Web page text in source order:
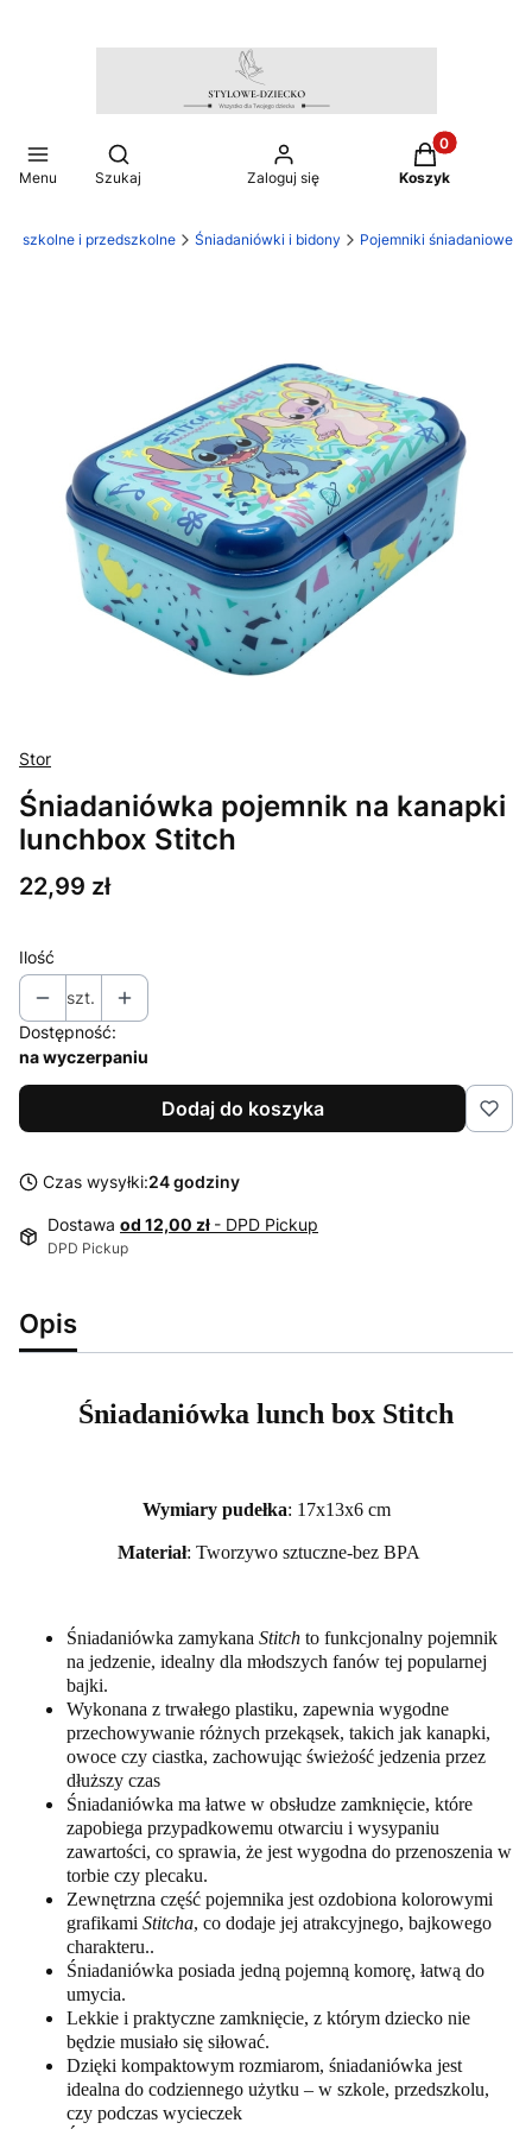
Menu
Otwórz wyszukiwarkę
Szukaj Zaloguj się
Produkty w
Koszyk
szkolne i przedszkolne Śniadaniówki i bidony Pojemniki śniadaniowe
Stor
Śniadaniówka pojemnik na kanapki
lunchbox Stitch
Cena
22,99 zł
Ilość
szt.
Dostępność:
na wyczerpaniu
Dodaj do koszyka
Czas wysyłki:24 godziny
Dostawa od 12,00 zł - DPD Pickup
DPD Pickup
Opis
Śniadaniówka lunch box Stitch
Wymiary pudełka: 17x13x6 cm
Materiał: Tworzywo sztuczne-bez BPA
Śniadaniówka zamykana Stitch to funkcjonalny pojemnik
na jedzenie, idealny dla młodszych fanów tej popularnej
bajki.
Wykonana z trwałego plastiku, zapewnia wygodne
przechowywanie różnych przekąsek, takich jak kanapki,
owoce czy ciastka, zachowując świeżość jedzenia przez
dłuższy czas
Śniadaniówka ma łatwe w obsłudze zamknięcie, które
zapobiega przypadkowemu otwarciu i wysypaniu
zawartości, co sprawia, że jest wygodna do przenoszenia w
torbie czy plecaku.
Zewnętrzna część pojemnika jest ozdobiona kolorowymi
grafikami Stitcha, co dodaje jej atrakcyjnego, bajkowego
charakteru..
Śniadaniówka posiada jedną pojemną komorę, łatwą do
umycia.
Lekkie i praktyczne zamknięcie, z którym dziecko nie
będzie musiało się siłować.
Dzięki kompaktowym rozmiarom, śniadaniówka jest
idealna do codziennego użytku – w szkole, przedszkolu,
czy podczas wycieczek